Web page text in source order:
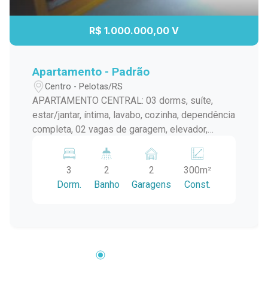
R$ 1.000.000,00 V
Apartamento - Padrão
Centro - Pelotas/RS
APARTAMENTO CENTRAL: 03 dorms, suíte,
estar/jantar, íntima, lavabo, cozinha, dependência
completa, 02 vagas de garagem, elevador,
3
Dorm.
2
Banho
2
Garagens
300m²
Const.